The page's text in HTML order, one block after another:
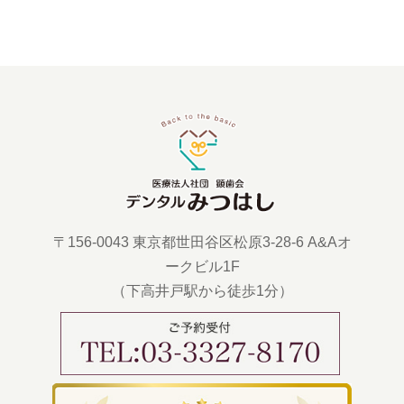
〒156-0043 東京都世田谷区松原3-28-6 A&Aオ
ークビル1F
（下高井戸駅から徒歩1分）